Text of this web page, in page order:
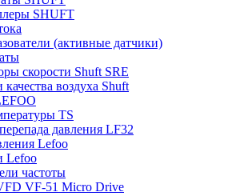
SHUFT
(активные датчики)
скорости Shuft SRE
качества воздуха Shuft
TS
давления LF32
Lefoo
Lefoo
частоты
VF-51 Micro Drive